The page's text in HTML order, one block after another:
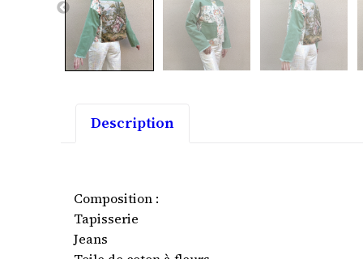
Description
Composition :
Tapisserie
Jeans